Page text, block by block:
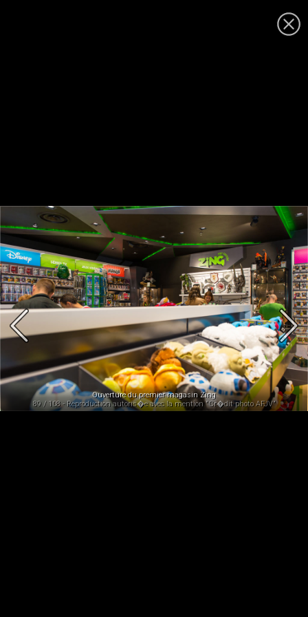
Ouverture du premier magasin Zing
89 / 108 - Reproduction autoris�e avec la mention "Cr�dit photo AFJV"